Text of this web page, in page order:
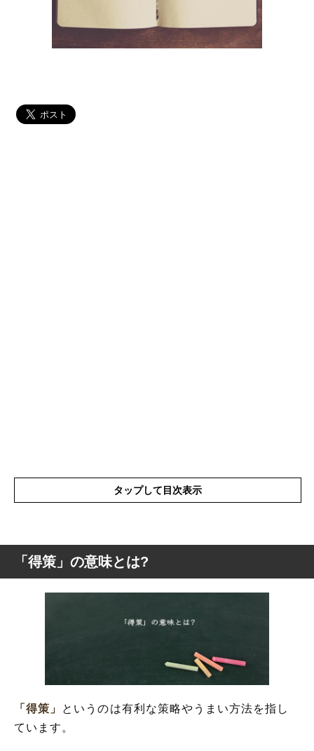
タップして目次表示
「得策」の意味とは?
「得策」の良策に違いはある?
「得策」の言葉の使い方
「得策」の類語や類義表現
「得策」の意味とは?
「得策」
というのは有利な策略やうまい方法を指し
ています。